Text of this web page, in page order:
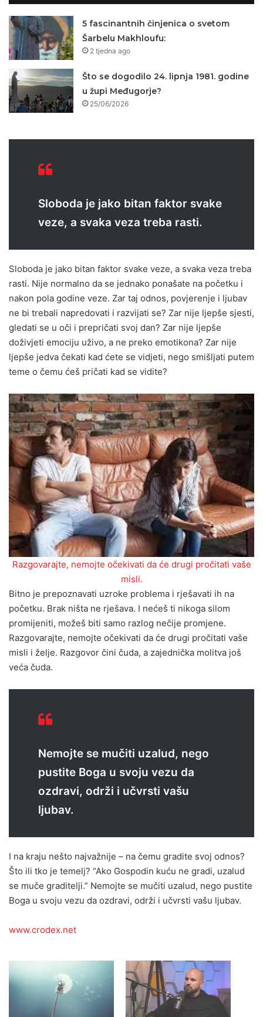
5 fascinantnih činjenica o svetom
Šarbelu Makhloufu:
2 tjedna ago
Što se dogodilo 24. lipnja 1981. godine
u župi Međugorje?
25/06/2026
Sloboda je jako bitan faktor svake
veze, a svaka veza treba rasti.
Sloboda je jako bitan faktor svake veze, a svaka veza treba
rasti. Nije normalno da se jednako ponašate na početku i
nakon pola godine veze. Zar taj odnos, povjerenje i ljubav
ne bi trebali napredovati i razvijati se? Zar nije ljepše sjesti,
gledati se u oči i prepričati svoj dan? Zar nije ljepše
doživjeti emociju uživo, a ne preko emotikona? Zar nije
ljepše jedva čekati kad ćete se vidjeti, nego smišljati putem
teme o čemu ćeš pričati kad se vidite?
Razgovarajte, nemojte očekivati da će drugi pročitati vaše
misli.
Bitno je prepoznavati uzroke problema i rješavati ih na
početku. Brak ništa ne rješava. I nećeš ti nikoga silom
promijeniti, možeš biti samo razlog nečije promjene.
Razgovarajte, nemojte očekivati da će drugi pročitati vaše
misli i želje. Razgovor čini čuda, a zajednička molitva još
veća čuda.
Nemojte se mučiti uzalud, nego
pustite Boga u svoju vezu da
ozdravi, održi i učvrsti vašu
ljubav.
I na kraju nešto najvažnije – na čemu gradite svoj odnos?
Što ili tko je temelj? “Ako Gospodin kuću ne gradi, uzalud
se muče graditelji.” Nemojte se mučiti uzalud, nego pustite
Boga u svoju vezu da ozdravi, održi i učvrsti vašu ljubav.
www.crodex.net